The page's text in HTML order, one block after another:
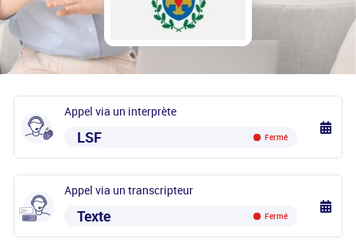
Appel via un interprète
LSF Fermé
Appel via un transcripteur
Texte Fermé